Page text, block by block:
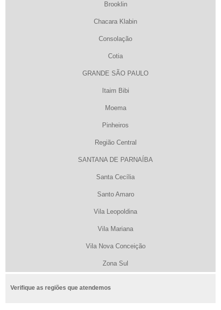
Brooklin
Chacara Klabin
Consolação
Cotia
GRANDE SÃO PAULO
Itaim Bibi
Moema
Pinheiros
Região Central
SANTANA DE PARNAÍBA
Santa Cecília
Santo Amaro
Vila Leopoldina
Vila Mariana
Vila Nova Conceição
Zona Sul
Verifique as regiões que atendemos